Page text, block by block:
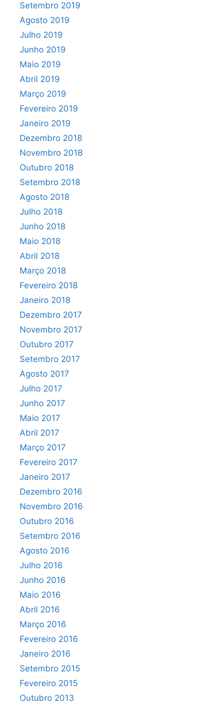
Setembro 2019
Agosto 2019
Julho 2019
Junho 2019
Maio 2019
Abril 2019
Março 2019
Fevereiro 2019
Janeiro 2019
Dezembro 2018
Novembro 2018
Outubro 2018
Setembro 2018
Agosto 2018
Julho 2018
Junho 2018
Maio 2018
Abril 2018
Março 2018
Fevereiro 2018
Janeiro 2018
Dezembro 2017
Novembro 2017
Outubro 2017
Setembro 2017
Agosto 2017
Julho 2017
Junho 2017
Maio 2017
Abril 2017
Março 2017
Fevereiro 2017
Janeiro 2017
Dezembro 2016
Novembro 2016
Outubro 2016
Setembro 2016
Agosto 2016
Julho 2016
Junho 2016
Maio 2016
Abril 2016
Março 2016
Fevereiro 2016
Janeiro 2016
Setembro 2015
Fevereiro 2015
Outubro 2013